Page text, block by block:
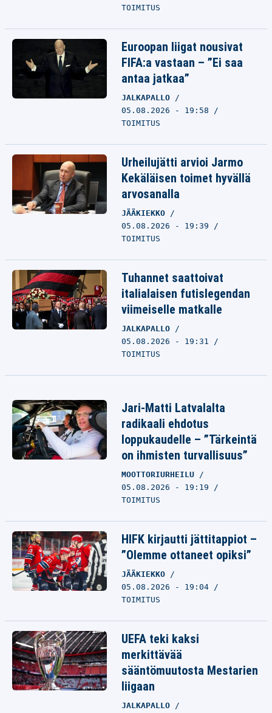
TOIMITUS
Euroopan liigat nousivat
FIFA:a vastaan – ”Ei saa
antaa jatkaa”
JALKAPALLO
05.08.2026 - 19:58
TOIMITUS
Urheilujätti arvioi Jarmo
Kekäläisen toimet hyvällä
arvosanalla
JÄÄKIEKKO
05.08.2026 - 19:39
TOIMITUS
Tuhannet saattoivat
italialaisen futislegendan
viimeiselle matkalle
JALKAPALLO
05.08.2026 - 19:31
TOIMITUS
Jari-Matti Latvalalta
radikaali ehdotus
loppukaudelle – ”Tärkeintä
on ihmisten turvallisuus”
MOOTTORIURHEILU
05.08.2026 - 19:19
TOIMITUS
HIFK kirjautti jättitappiot –
”Olemme ottaneet opiksi”
JÄÄKIEKKO
05.08.2026 - 19:04
TOIMITUS
UEFA teki kaksi
merkittävää
sääntömuutosta Mestarien
liigaan
JALKAPALLO